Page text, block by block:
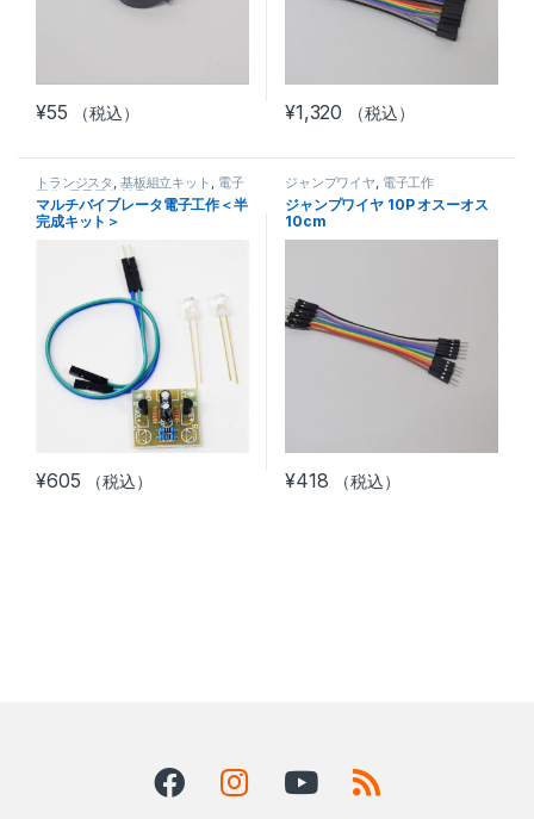
¥55 （税込） ¥1,320 （税込）
トランジスタ , 基板組立キット , 電子
工作 電子工作部品セット
マルチバイブレータ電子工作＜半
完成キット＞
¥605 （税込）
ジャンプワイヤ, 電子工作
ジャンプワイヤ 10P オスーオス
10cm
¥418 （税込）